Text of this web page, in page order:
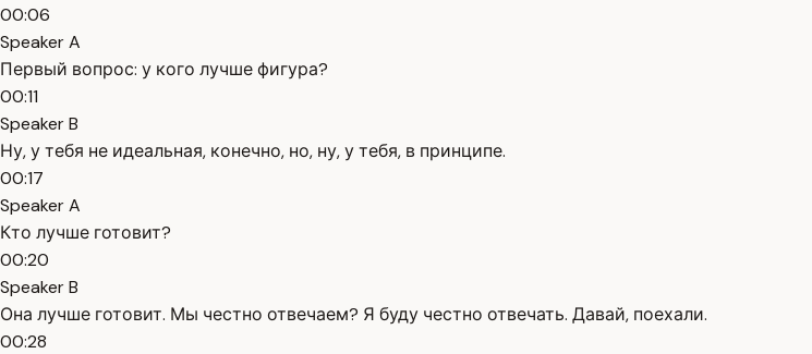
00:06
Speaker A
Первый вопрос: у кого лучше фигура?
00:11
Speaker B
Ну, у тебя не идеальная, конечно, но, ну, у тебя, в принципе.
00:17
Speaker A
Кто лучше готовит?
00:20
Speaker B
Она лучше готовит. Мы честно отвечаем? Я буду честно отвечать. Давай, поехали.
00:28